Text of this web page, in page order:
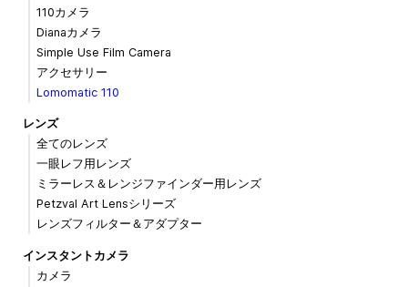
110カメラ
Dianaカメラ
Simple Use Film Camera
アクセサリー
Lomomatic 110
レンズ
全てのレンズ
一眼レフ用レンズ
ミラーレス＆レンジファインダー用レンズ
Petzval Art Lensシリーズ
レンズフィルター＆アダプター
インスタントカメラ
カメラ